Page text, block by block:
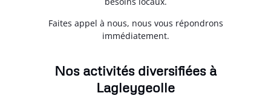
Faites appel à nous, nous vous répondrons
immédiatement.
Nos activités diversifiées à
Lagleygeolle